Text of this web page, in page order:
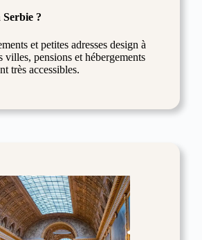
?
et petites adresses design à
villes, pensions et hébergements
très accessibles.